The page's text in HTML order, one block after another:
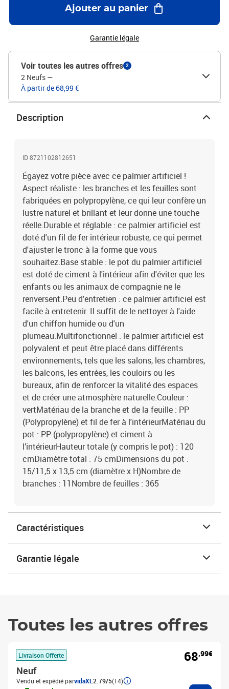
du pot : PP (polypropylène) et ciment à l’intérieurHauteur totale (y
compris le pot) : 120 cmDiamètre total : 75 cmDimensions du pot :
15/11,5 x 13,5 cm (diamètre x H)Nombre de branches : 11Nombre
Ajouter au panier
Garantie légale
Voir toutes les autres offres 2
2 Neufs —
À partir de 68,99 €
Description
ID 8721102812651
Égayez votre pièce avec ce palmier artificiel !
Aspect réaliste : les branches et les feuilles sont
fabriquées en polypropylène, ce qui leur confère un
lustre naturel et brillant et leur donne une touche
réelle.Durable et réglable : ce palmier artificiel est
doté d'un fil de fer intérieur robuste, ce qui permet
d'ajuster le tronc à la forme que vous
souhaitez.Base stable : le pot du palmier artificiel
est doté de ciment à l'intérieur afin d'éviter que les
enfants ou les animaux de compagnie ne le
renversent.Peu d'entretien : ce palmier artificiel est
facile à entretenir. Il suffit de le nettoyer à l'aide
d'un chiffon humide ou d'un
plumeau.Multifonctionnel : le palmier artificiel est
polyvalent et peut être placé dans différents
environnements, tels que les salons, les chambres,
les balcons, les entrées, les couloirs ou les
bureaux, afin de renforcer la vitalité des espaces
et de créer une atmosphère naturelle.Couleur :
vertMatériau de la branche et de la feuille : PP
(Polypropylène) et fil de fer à l'intérieurMatériau du
pot : PP (polypropylène) et ciment à
l’intérieurHauteur totale (y compris le pot) : 120
cmDiamètre total : 75 cmDimensions du pot :
15/11,5 x 13,5 cm (diamètre x H)Nombre de
branches : 11Nombre de feuilles : 365
Caractéristiques
Garantie légale
Toutes les autres offres
Livraison Offerte
Neuf
Vendu et expédié parvidaXL 2.79/5(14)
68,99€